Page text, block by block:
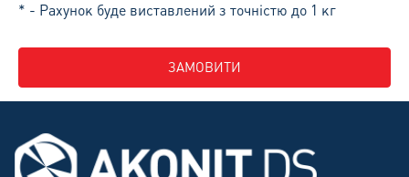
* - Рахунок буде виставлений з точністю до 1 кг
ЗАМОВИТИ